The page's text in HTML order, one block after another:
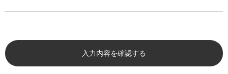
入力内容を確認する